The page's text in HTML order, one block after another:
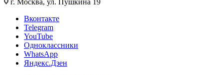
г. Москва, ул. Пушкина 19
Вконтакте
Telegram
YouTube
Одноклассники
WhatsApp
Яндекс.Дзен